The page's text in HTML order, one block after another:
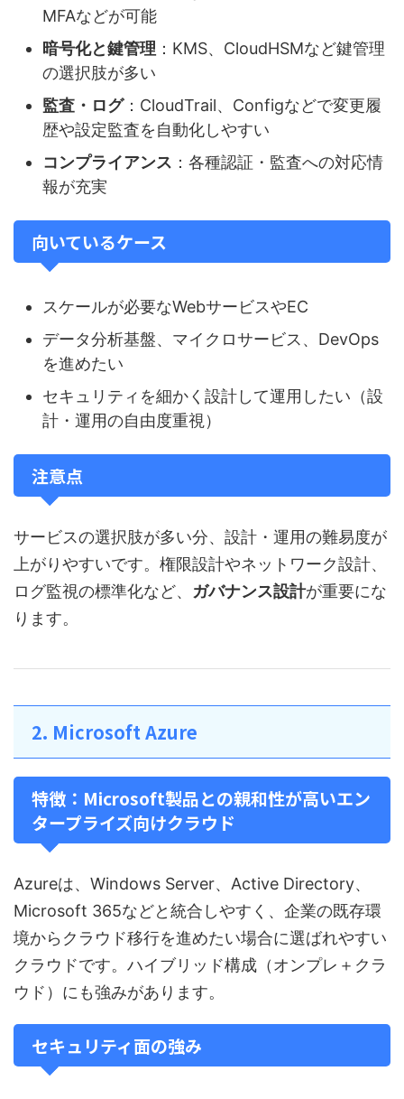
MFAなどが可能
暗号化と鍵管理 ：KMS、CloudHSMなど鍵管理
の選択肢が多い
監査・ログ：CloudTrail、Configなどで変更履
歴や設定監査を自動化しやすい
コンプライアンス ：各種認証・監査への対応情
報が充実
向いているケース
スケールが必要なWebサービスやEC
データ分析基盤、マイクロサービス、DevOps
を進めたい
セキュリティを細かく設計して運用したい（設
計・運用の自由度重視）
注意点
サービスの選択肢が多い分、設計・運用の難易度が
上がりやすいです。権限設計やネットワーク設計、
ログ監視の標準化など、 ガバナンス設計が重要にな
ります。
2. Microsoft Azure
特徴：Microsoft製品との親和性が高いエン
タープライズ向けクラウド
Azureは、Windows Server、Active Directory、
Microsoft 365などと統合しやすく、企業の既存環
境からクラウド移行を進めたい場合に選ばれやすい
クラウドです。ハイブリッド構成（オンプレ＋クラ
ウド）にも強みがあります。
セキュリティ面の強み